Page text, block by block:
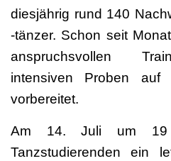
diesjährig rund 140
-tänzer. Schon seit
anspruchsvollen
intensiven Proben auf
vorbereitet.
Am 14. Juli um 19
Tanzstudierenden ein